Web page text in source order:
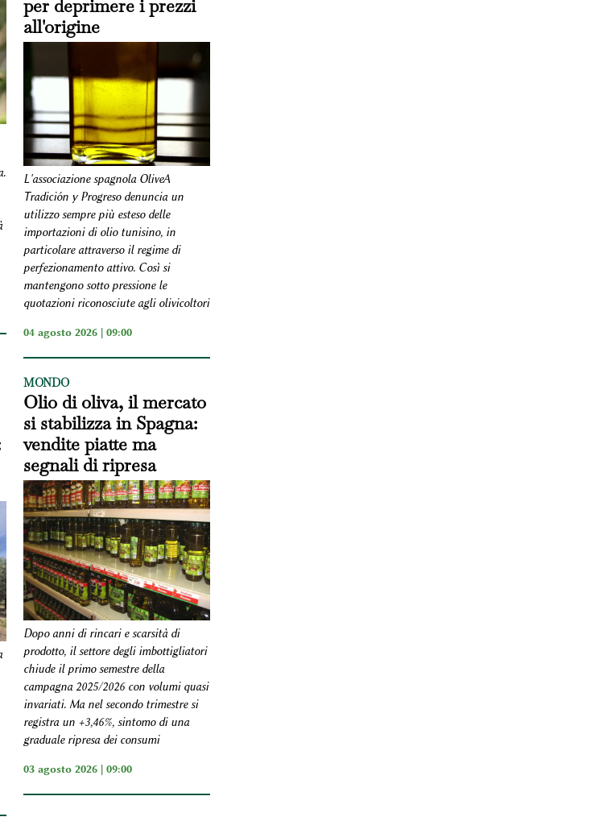
per deprimere i prezzi
all'origine
L'associazione spagnola OliveA
Tradición y Progreso denuncia un
utilizzo sempre più esteso delle
importazioni di olio tunisino, in
particolare attraverso il regime di
perfezionamento attivo. Così si
mantengono sotto pressione le
quotazioni riconosciute agli olivicoltori
04 agosto 2026 | 09:00
MONDO
Olio di oliva, il mercato
si stabilizza in Spagna:
vendite piatte ma
segnali di ripresa
Dopo anni di rincari e scarsità di
prodotto, il settore degli imbottigliatori
chiude il primo semestre della
campagna 2025/2026 con volumi quasi
invariati. Ma nel secondo trimestre si
registra un +3,46%, sintomo di una
graduale ripresa dei consumi
03 agosto 2026 | 09:00